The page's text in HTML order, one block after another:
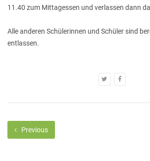
11.40 zum Mittagessen und verlassen dann
Alle anderen Schülerinnen und Schüler sind
entlassen.
Previous